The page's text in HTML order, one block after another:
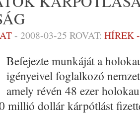
- 2008-03-25 ROVAT: HÍREK
Befejezte munkáját a
igényeivel foglalkozó
amely révén 48 ezer
millió dollár kárpótlást